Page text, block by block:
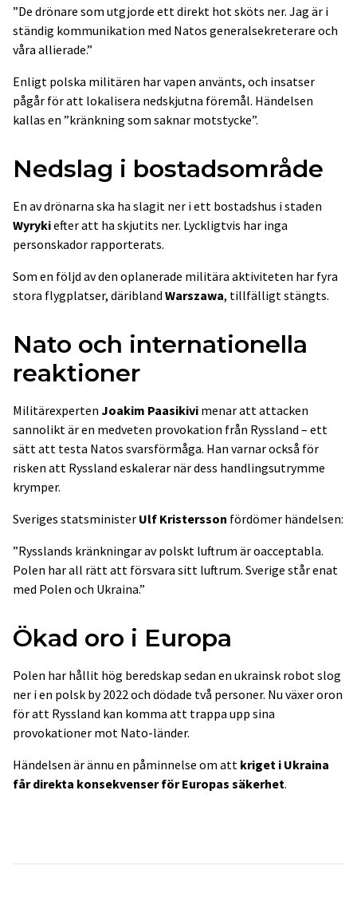
”De drönare som utgjorde ett direkt hot sköts ner. Jag är i
ständig kommunikation med Natos generalsekreterare och
våra allierade.”
Enligt polska militären har vapen använts, och insatser
pågår för att lokalisera nedskjutna föremål. Händelsen
kallas en ”kränkning som saknar motstycke”.
Nedslag i bostadsområde
En av drönarna ska ha slagit ner i ett bostadshus i staden
Wyrykiefter att ha skjutits ner. Lyckligtvis har inga
personskador rapporterats.
Som en följd av den oplanerade militära aktiviteten har fyra
stora flygplatser, däribland Warszawa, tillfälligt stängts.
Nato och internationella
reaktioner
Militärexperten Joakim Paasikivi menar att attacken
sannolikt är en medveten provokation från Ryssland – ett
sätt att testa Natos svarsförmåga. Han varnar också för
risken att Ryssland eskalerar när dess handlingsutrymme
krymper.
Sveriges statsminister Ulf Kristersson fördömer händelsen:
”Rysslands kränkningar av polskt luftrum är oacceptabla.
Polen har all rätt att försvara sitt luftrum. Sverige står enat
med Polen och Ukraina.”
Ökad oro i Europa
Polen har hållit hög beredskap sedan en ukrainsk robot slog
ner i en polsk by 2022 och dödade två personer. Nu växer oron
för att Ryssland kan komma att trappa upp sina
provokationer mot Nato-länder.
Händelsen är ännu en påminnelse om att kriget i Ukraina
får direkta konsekvenser för Europas säkerhet.